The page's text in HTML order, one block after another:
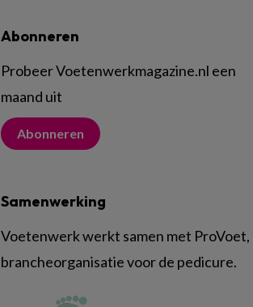
Abonneren
Probeer Voetenwerkmagazine.nl een
maand uit
Abonneren
Samenwerking
Voetenwerk werkt samen met ProVoet,
brancheorganisatie voor de pedicure.